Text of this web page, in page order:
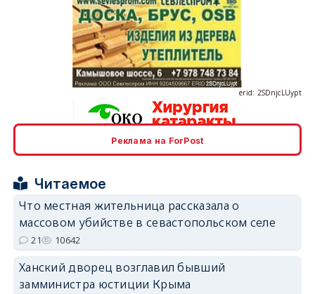
erid: 2SDnjcrDNw6
Реклама на ForPost
Читаемое
Что местная жительница рассказала о
массовом убийстве в севастопольском селе
21 10642
Ханский дворец возглавил бывший
замминистра юстиции Крыма